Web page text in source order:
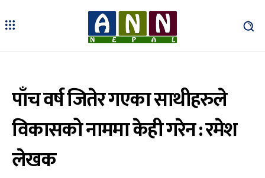
पाँच वर्ष जितेर गएका साथीहरुले
विकासको नाममा केही गरेन : रमेश
लेखक